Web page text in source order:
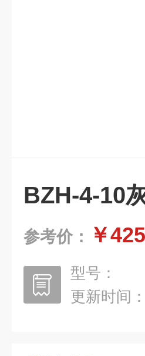
BZH-4-10
参考价： ￥
型号：
更新时间：